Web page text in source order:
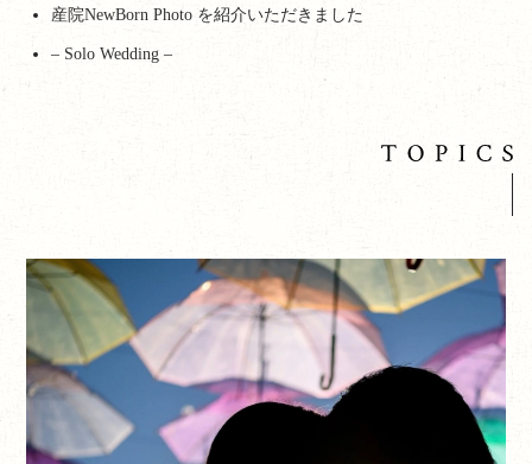
産院NewBorn Photo を紹介いただきました
– Solo Wedding –